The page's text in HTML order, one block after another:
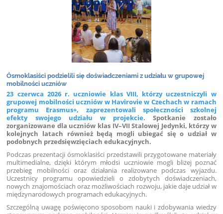
Ósmoklasiści podzielili się doświadczeniami z udziału w grupowej
mobilności uczniów
23 czerwca 2026 r. uczniowie klas VIII, którzy uczestniczyli w
grupowej mobilności uczniów w Havirovie w Czechach w ramach
programu Erasmus+, zaprezentowali społeczności szkolnej
efekty swojego udziału w projekcie. Spotkanie zostało
zorganizowane dla uczniów klas IV–VII Stalowej Jedynki, którzy w
kolejnych latach również będą mogli ubiegać się o udział w
podobnych przedsięwzięciach edukacyjnych.
Podczas prezentacji ósmoklasiści przedstawili przygotowane materiały
multimedialne, dzięki którym młodsi uczniowie mogli bliżej poznać
przebieg mobilności oraz działania realizowane podczas wyjazdu.
Uczestnicy programu opowiedzieli o zdobytych doświadczeniach,
nowych znajomościach oraz możliwościach rozwoju, jakie daje udział w
międzynarodowych programach edukacyjnych.
Szczególną uwagę poświęcono sposobom nauki i zdobywania wiedzy